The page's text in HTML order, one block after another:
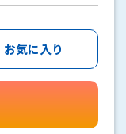
お気に入り